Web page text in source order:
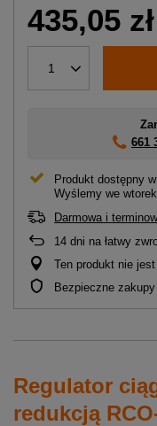
435,05 zł
1
661
Produkt dostępny
Wyślemy we wtorek
Darmowa i
14 dni na łatwy
Ten produkt nie
Bezpieczne zakupy
Regulator
redukcją